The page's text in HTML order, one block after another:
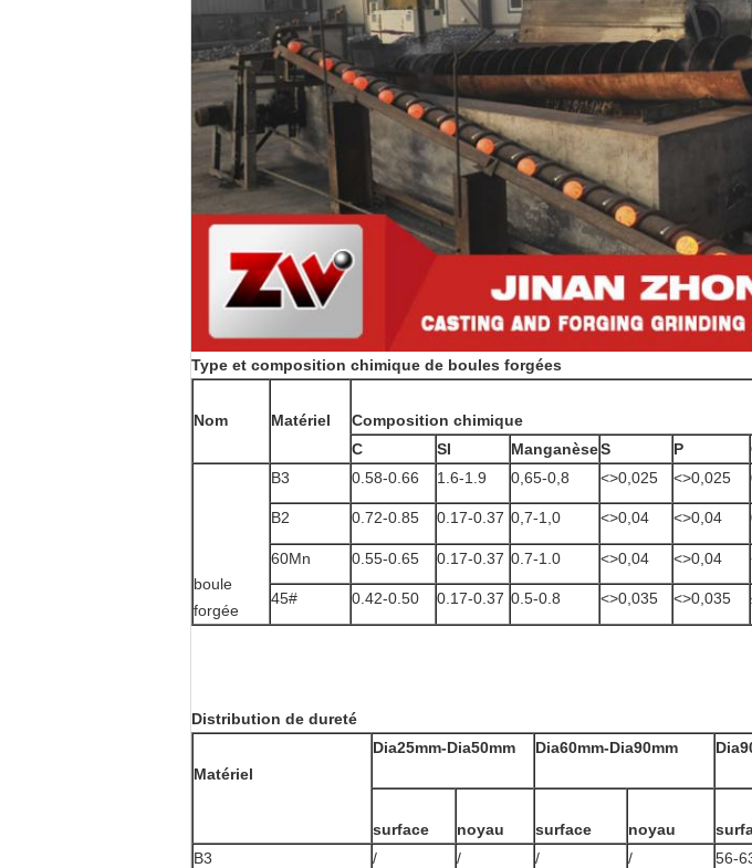
Type et composition chimique de boules forgées
Nom Matériel Composition chimique
C
SI ManganèseS P
boule
forgée
B3 0.58-0.66 1.6-1.9 0,65-0,8 <>0,025 <>0,025
B2 0.72-0.85 0.17-0.37 0,7-1,0 <>0,04 <>0,04
60Mn 0.55-0.65 0.17-0.37 0.7-1.0 <>0,04 <>0,04
45# 0.42-0.50 0.17-0.37 0.5-0.8 <>0,035 <>0,035
Distribution de dureté
Matériel
Dia25mm-Dia50mm Dia60mm-Dia90mm
surface noyau surface noyau
B3
/ / / / 56-